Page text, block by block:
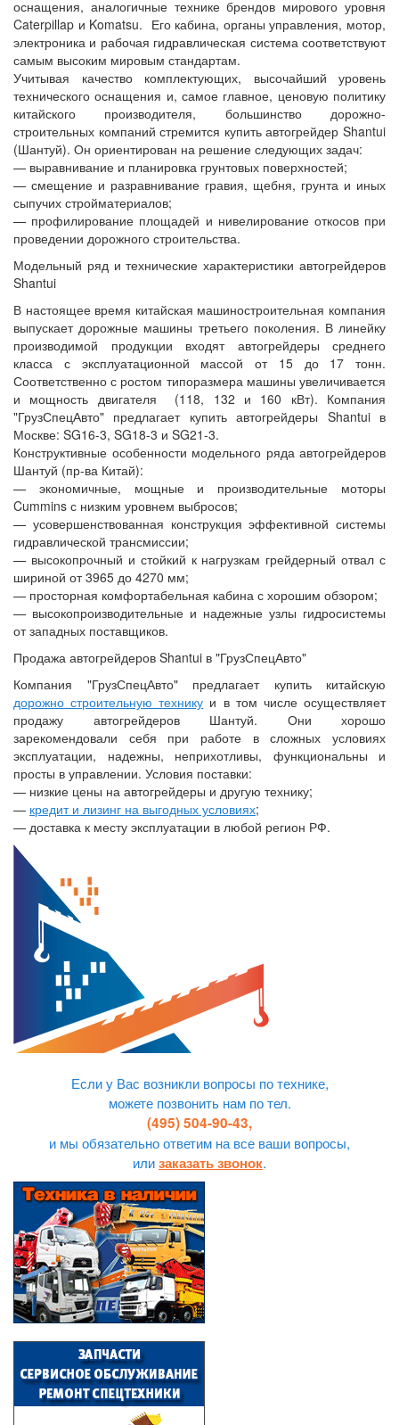
оснащения, аналогичные технике брендов мирового уровня
Caterpillap и Komatsu. Его кабина, органы управления, мотор,
электроника и рабочая гидравлическая система соответствуют
самым высоким мировым стандартам.
Учитывая качество комплектующих, высочайший уровень
технического оснащения и, самое главное, ценовую политику
китайского производителя, большинство дорожно-
строительных компаний стремится купить автогрейдер Shantui
(Шантуй). Он ориентирован на решение следующих задач:
— выравнивание и планировка грунтовых поверхностей;
— смещение и разравнивание гравия, щебня, грунта и иных
сыпучих стройматериалов;
— профилирование площадей и нивелирование откосов при
проведении дорожного строительства.
Модельный ряд и технические характеристики автогрейдеров
Shantui
В настоящее время китайская машиностроительная компания
выпускает дорожные машины третьего поколения. В линейку
производимой продукции входят автогрейдеры среднего
класса с эксплуатационной массой от 15 до 17 тонн.
Соответственно с ростом типоразмера машины увеличивается
и мощность двигателя (118, 132 и 160 кВт). Компания
"ГрузСпецАвто" предлагает купить автогрейдеры Shantui в
Москве: SG16-3, SG18-3 и SG21-3.
Конструктивные особенности модельного ряда автогрейдеров
Шантуй (пр-ва Китай):
— экономичные, мощные и производительные моторы
Cummins с низким уровнем выбросов;
— усовершенствованная конструкция эффективной системы
гидравлической трансмиссии;
— высокопрочный и стойкий к нагрузкам грейдерный отвал с
шириной от 3965 до 4270 мм;
— просторная комфортабельная кабина с хорошим обзором;
— высокопроизводительные и надежные узлы гидросистемы
от западных поставщиков.
Продажа автогрейдеров Shantui в "ГрузСпецАвто"
Компания "ГрузСпецАвто" предлагает купить китайскую
дорожно строительную технику и в том числе осуществляет
продажу автогрейдеров Шантуй. Они хорошо
зарекомендовали себя при работе в сложных условиях
эксплуатации, надежны, неприхотливы, функциональны и
просты в управлении. Условия поставки:
— низкие цены на автогрейдеры и другую технику;
— кредит и лизинг на выгодных условиях;
— доставка к месту эксплуатации в любой регион РФ.
Если у Вас возникли вопросы по технике,
можете позвонить нам по тел.
(495) 504-90-43,
и мы обязательно ответим на все ваши вопросы,
илизаказать звонок.